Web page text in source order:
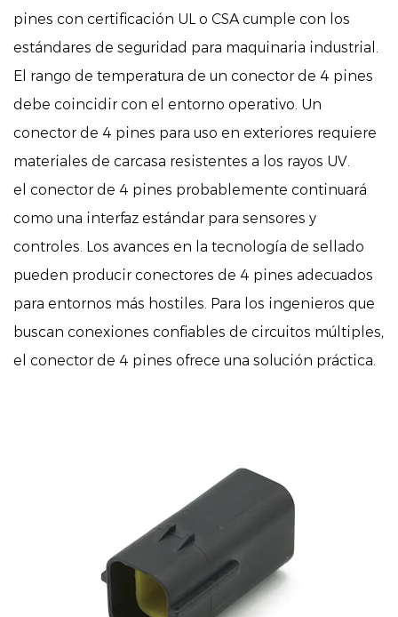
pines con certificación UL o CSA cumple con los
estándares de seguridad para maquinaria industrial.
El rango de temperatura de un conector de 4 pines
debe coincidir con el entorno operativo. Un
conector de 4 pines para uso en exteriores requiere
materiales de carcasa resistentes a los rayos UV.
el conector de 4 pines probablemente continuará
como una interfaz estándar para sensores y
controles. Los avances en la tecnología de sellado
pueden producir conectores de 4 pines adecuados
para entornos más hostiles. Para los ingenieros que
buscan conexiones confiables de circuitos múltiples,
el conector de 4 pines ofrece una solución práctica.